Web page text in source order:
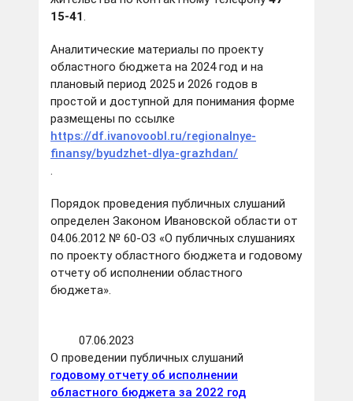
15-41.
Аналитические материалы по проекту
областного бюджета на 2024 год и на
плановый период 2025 и 2026 годов в
простой и доступной для понимания форме
размещены по ссылке
https://df.ivanovoobl.ru/regionalnye-
finansy/byudzhet-dlya-grazhdan/
.
Порядок проведения публичных слушаний
определен Законом Ивановской области от
04.06.2012 № 60-ОЗ «О публичных слушаниях
по проекту областного бюджета и годовому
отчету об исполнении областного
бюджета».
07.06.2023
О проведении публичных слушаний
годовому отчету об исполнении
областного бюджета за 2022 год